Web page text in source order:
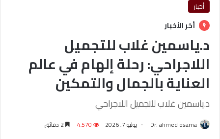
أخبار
أخر الأخبار
د.ياسمين غلاب للتجميل
اللاجراحي: رحلة إلهام في عالم
العناية بالجمال والتمكين
د.ياسمين غلاب للتجميل اللاجراحي
Dr. ahmed osama يوليو 7, 2026 4٬570